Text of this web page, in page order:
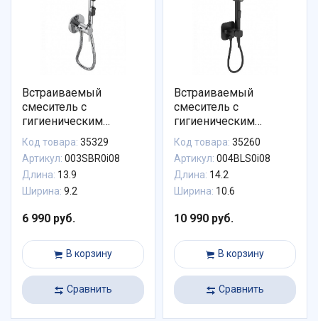
Встраиваемый
смеситель с
гигиеническим
душем, IDDIS,
003SBR0i08
Код товара: 35329
Артикул: 003SBR0i08
Длина: 13.9
Ширина: 9.2
6 990 руб.
В корзину
Сравнить
Встраиваемый
смеситель с
гигиеническим
душем,матовый
черный, IDDIS,
004BLS0i08
Код товара: 35260
Артикул: 004BLS0i08
Длина: 14.2
Ширина: 10.6
10 990 руб.
В корзину
Сравнить